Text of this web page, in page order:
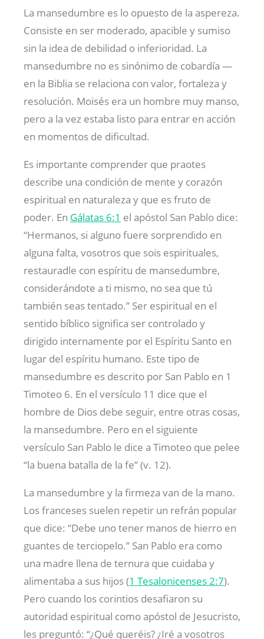
La mansedumbre es lo opuesto de la aspereza.
Consiste en ser moderado, apacible y sumiso
sin la idea de debilidad o inferioridad. La
mansedumbre no es sinónimo de cobardía —
en la Biblia se relaciona con valor, fortaleza y
resolución. Moisés era un hombre muy manso,
pero a la vez estaba listo para entrar en acción
en momentos de dificultad.
Es importante comprender que praotes
describe una condición de mente y corazón
espiritual en naturaleza y que es fruto de
poder. En Gálatas 6:1 el apóstol San Pablo dice:
“Hermanos, si alguno fuere sorprendido en
alguna falta, vosotros que sois espirituales,
restauradle con espíritu de mansedumbre,
considerándote a ti mismo, no sea que tú
también seas tentado.” Ser espiritual en el
sentido bíblico significa ser controlado y
dirigido internamente por el Espíritu Santo en
lugar del espíritu humano. Este tipo de
mansedumbre es descrito por San Pablo en 1
Timoteo 6. En el versículo 11 dice que el
hombre de Dios debe seguir, entre otras cosas,
la mansedumbre. Pero en el siguiente
versículo San Pablo le dice a Timoteo que pelee
“la buena batalla de la fe” (v. 12).
La mansedumbre y la firmeza van de la mano.
Los franceses suelen repetir un refrán popular
que dice: “Debe uno tener manos de hierro en
guantes de terciopelo.” San Pablo era como
una madre llena de ternura que cuidaba y
alimentaba a sus hijos (1 Tesalonicenses 2:7).
Pero cuando los corintios desafiaron su
autoridad espiritual como apóstol de Jesucristo,
les preguntó: “¿Qué queréis? ¿Iré a vosotros